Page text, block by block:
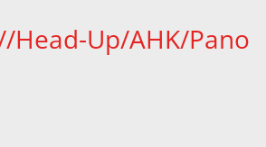
Head-Up/AHK/Pano